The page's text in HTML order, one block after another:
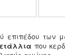
επιπέδου των
που